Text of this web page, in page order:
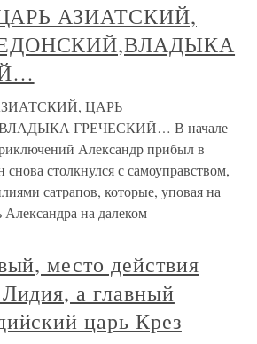
АЗИАТСКИЙ,
ЦАРЬ
ГРЕЧЕСКИЙ… В начале
Александр прибыл в
снова столкнулся с самоуправством,
сатрапов, которые, уповая на
на далеком
место действия
а главный
царь Крез